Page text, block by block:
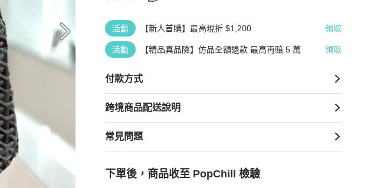
活動 【新人首購】最高現折 $1,200 領取
活動 【精品真品險】仿品全額退款 最高再賠 5 萬 領取
付款方式
跨境商品配送說明
常見問題
下單後，商品收至 PopChill 檢驗